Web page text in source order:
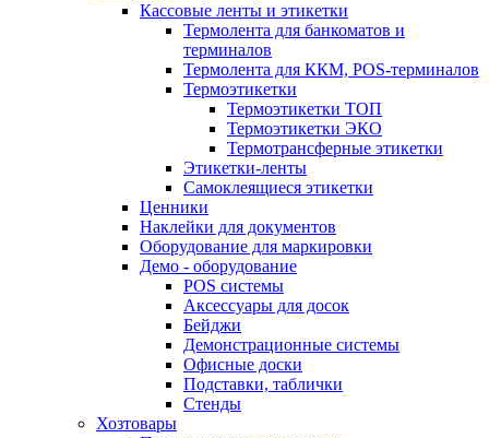
Кассовые ленты и этикетки
Термолента для банкоматов и
терминалов
Термолента для ККМ, POS-терминалов
Термоэтикетки
Термоэтикетки ТОП
Термоэтикетки ЭКО
Термотрансферные этикетки
Этикетки-ленты
Самоклеящиеся этикетки
Ценники
Наклейки для документов
Оборудование для маркировки
Демо - оборудование
POS системы
Аксессуары для досок
Бейджи
Демонстрационные системы
Офисные доски
Подставки, таблички
Стенды
Хозтовары